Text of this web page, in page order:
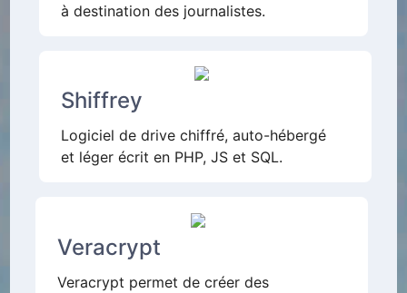
à destination des journalistes.
Shiffrey
Logiciel de drive chiffré, auto-hébergé
et léger écrit en PHP, JS et SQL.
Veracrypt
Veracrypt permet de créer des